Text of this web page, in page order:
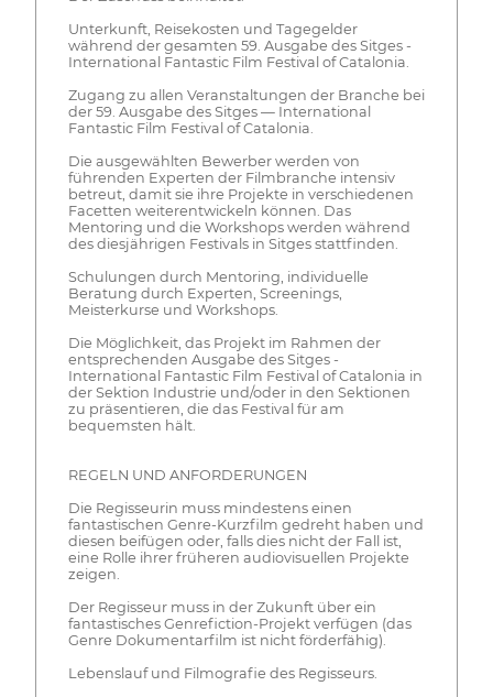
Unterkunft, Reisekosten und Tagegelder
während der gesamten 59. Ausgabe des Sitges -
International Fantastic Film Festival of Catalonia.
Zugang zu allen Veranstaltungen der Branche bei
der 59. Ausgabe des Sitges — International
Fantastic Film Festival of Catalonia.
Die ausgewählten Bewerber werden von
führenden Experten der Filmbranche intensiv
betreut, damit sie ihre Projekte in verschiedenen
Facetten weiterentwickeln können. Das
Mentoring und die Workshops werden während
des diesjährigen Festivals in Sitges stattfinden.
Schulungen durch Mentoring, individuelle
Beratung durch Experten, Screenings,
Meisterkurse und Workshops.
Die Möglichkeit, das Projekt im Rahmen der
entsprechenden Ausgabe des Sitges -
International Fantastic Film Festival of Catalonia in
der Sektion Industrie und/oder in den Sektionen
zu präsentieren, die das Festival für am
bequemsten hält.
REGELN UND ANFORDERUNGEN
Die Regisseurin muss mindestens einen
fantastischen Genre-Kurzfilm gedreht haben und
diesen beifügen oder, falls dies nicht der Fall ist,
eine Rolle ihrer früheren audiovisuellen Projekte
zeigen.
Der Regisseur muss in der Zukunft über ein
fantastisches Genrefiction-Projekt verfügen (das
Genre Dokumentarfilm ist nicht förderfähig).
Lebenslauf und Filmografie des Regisseurs.